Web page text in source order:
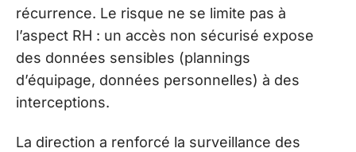
récurrence. Le risque ne se limite pas à
l’aspect RH : un accès non sécurisé expose
des données sensibles (plannings
d’équipage, données personnelles) à des
interceptions.
La direction a renforcé la surveillance des